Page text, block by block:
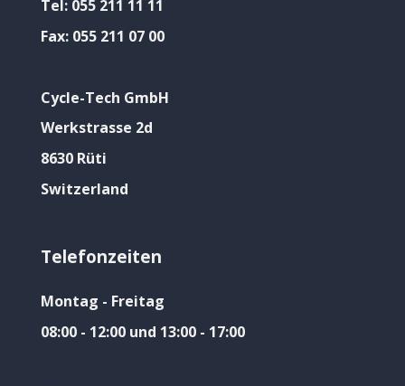
Tel: 055 211 11 11
Fax: 055 211 07 00
Cycle-Tech GmbH
Werkstrasse 2d
8630 Rüti
Switzerland
Telefonzeiten
Montag - Freitag
08:00 - 12:00 und 13:00 - 17:00